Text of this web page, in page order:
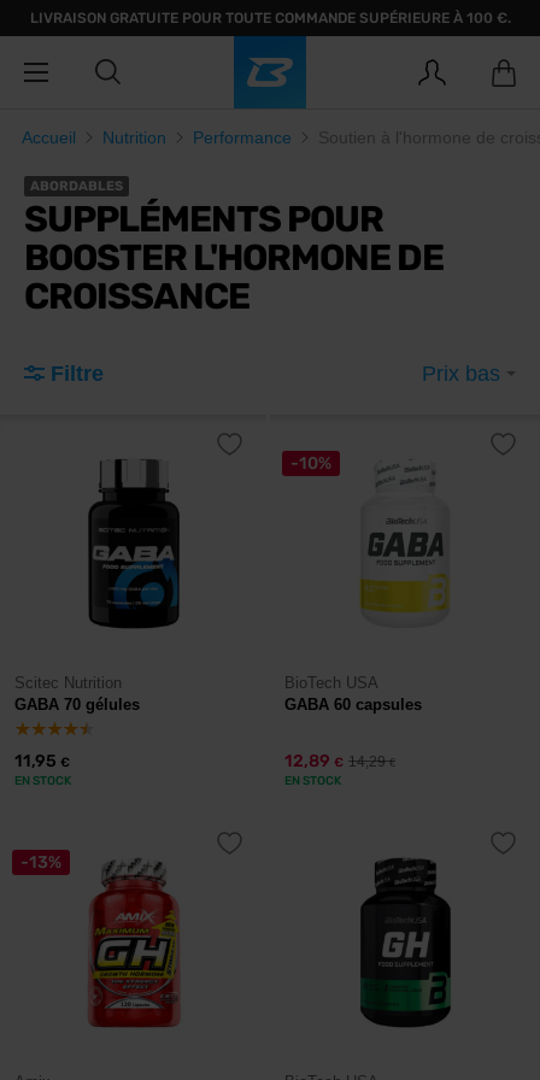
LIVRAISON GRATUITE POUR TOUTE COMMANDE SUPÉRIEURE À 100 €.
Accueil Nutrition Performance Soutien à l'hormone de
ABORDABLES
SUPPLÉMENTS POUR
BOOSTER L'HORMONE DE
CROISSANCE
Filtre Prix bas
Scitec Nutrition
GABA 70 gélules
11,95 €
EN STOCK
-10%
BioTech USA
GABA 60 capsules
12,89 € 14,29€
EN STOCK
-13%